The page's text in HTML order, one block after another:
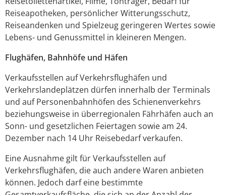
Reiseapotheken, persönlicher Witterungsschutz,
Reiseandenken und Spielzeug geringeren Wertes sowie
Lebens- und Genussmittel in kleineren Mengen.
Flughäfen, Bahnhöfe und Häfen
Verkaufsstellen auf Verkehrsflughäfen und
Verkehrslandeplätzen dürfen innerhalb der Terminals
und auf Personenbahnhöfen des Schienenverkehrs
beziehungsweise in überregionalen Fährhäfen auch an
Sonn- und gesetzlichen Feiertagen sowie am 24.
Dezember nach 14 Uhr Reisebedarf verkaufen.
Eine Ausnahme gilt für Verkaufsstellen auf
Verkehrsflughäfen, die auch andere Waren anbieten
können. Jedoch darf eine bestimmte